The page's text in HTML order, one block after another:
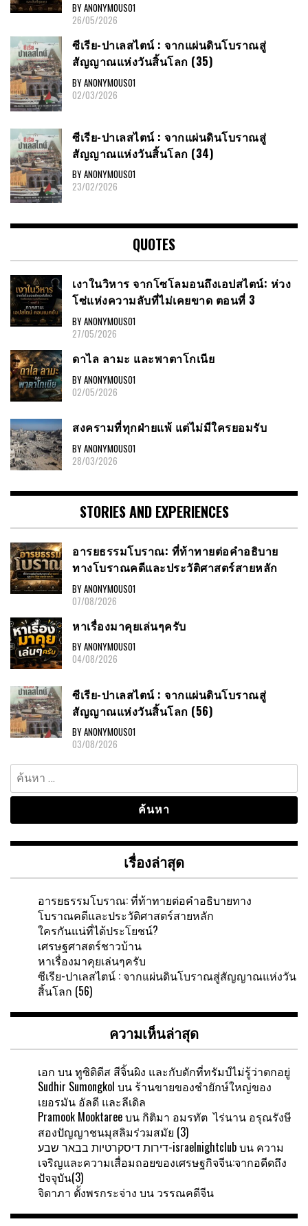
BY ANONYMOUS01
26/05/2026
ซีเรีย​-ปาเลสไตน์​ : จากแผ่นดินโบราณสู่
สัญญาณ​แห่งวันสิ้นโลก​ (35)
BY ANONYMOUS01
02/03/2026
ซีเรีย​-ปาเลสไตน์​ : จากแผ่นดินโบราณสู่
สัญญาณ​แห่งวันสิ้นโลก​ (34)
BY ANONYMOUS01
23/02/2026
QUOTES
เงาในวิหาร จากโซโลมอนถึงเอปสไตน์: ห่วง
โซ่แห่งความลับที่ไม่เคยขาด ตอนที่ 3
BY ANONYMOUS01
27/05/2026
ดาไล ลามะ และพาตาโกเนีย
BY ANONYMOUS01
02/05/2026
สงครามที่ทุกฝ่ายแพ้ แต่ไม่มีใครยอมรับ
BY ANONYMOUS01
28/03/2026
STORIES AND EXPERIENCES
อารยธรรมโบราณ: ที่ท้าทายต่อคำอธิบาย
ทางโบราณคดีและประวัติศาสตร์สายหลัก
BY ANONYMOUS01
07/08/2026
หาเรื่องมาคุยเล่นๆครับ
BY ANONYMOUS01
04/08/2026
ซีเรีย-ปาเลสไตน์ : จากแผ่นดินโบราณสู่
สัญญาณแห่งวันสิ้นโลก (56)
BY ANONYMOUS01
03/08/2026
ค้นหา
สำหรับ:
เรื่องล่าสุด
อารยธรรมโบราณ: ที่ท้าทายต่อคำอธิบายทาง
โบราณคดีและประวัติศาสตร์สายหลัก
ใครกันแน่ที่ได้ประโยชน์?
เศรษฐศาสตร์ชาวบ้าน
หาเรื่องมาคุยเล่นๆครับ
ซีเรีย-ปาเลสไตน์ : จากแผ่นดินโบราณสู่สัญญาณแห่งวัน
สิ้นโลก (56)
ความเห็นล่าสุด
เอก บนทูซิดิดีส สีจิ้นผิง และกับดักที่ทรัมป์ไม่รู้ว่าตกอยู่
Sudhir Sumongkol บน ร้านขายของชำยักษ์ใหญ่ของ
เยอรมัน อัลดี และลีเดิล
Pramook Mooktareeบน กิติมา อมรทัต ไร่นาน อรุณรังษี
สองปัญญาชนมุสลิมร่วมสมัย (3)
דירות דיסקרטיות בבאר שבע-israelnightclubบน ความ
เจริญและความเสื่อมถอยของเศรษฐกิจจีน:จากอดีดถึง
ปัจจุบัน(3)
จิดาภา ตั้งพรกระจ่าง บน วรรณคดีจีน